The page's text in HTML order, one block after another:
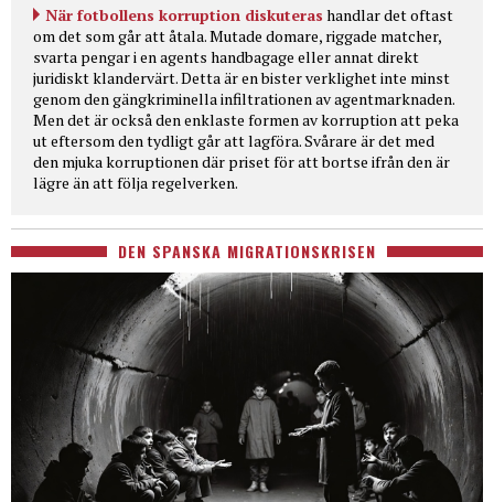
När fotbollens korruption diskuteras handlar det oftast
om det som går att åtala. Mutade domare, riggade matcher,
svarta pengar i en agents handbagage eller annat direkt
juridiskt klandervärt. Detta är en bister verklighet inte minst
genom den gängkriminella infiltrationen av agentmarknaden.
Men det är också den enklaste formen av korruption att peka
ut eftersom den tydligt går att lagföra. Svårare är det med
den mjuka korruptionen där priset för att bortse ifrån den är
lägre än att följa regelverken.
DEN SPANSKA MIGRATIONSKRISEN